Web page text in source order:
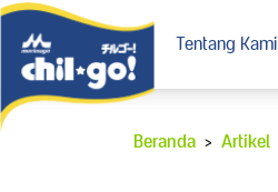
Tentang Kami
Beranda > Artikel